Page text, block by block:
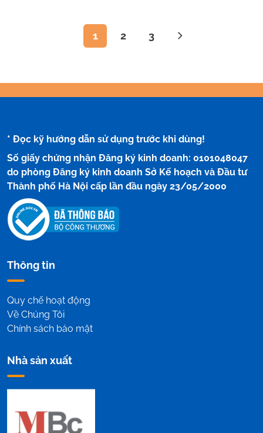
1 2 3
* Đọc kỹ hướng dẫn sử dụng trước khi dùng!
Số giấy chứng nhận Đăng ký kinh doanh: 0101048047
do phòng Đăng ký kinh doanh Sở Kế hoạch và Đầu tư
Thành phố Hà Nội cấp lần đầu ngày 23/05/2000
Thông tin
Quy chế hoạt động
Về Chúng Tôi
Chính sách bảo mật
Nhà sản xuất